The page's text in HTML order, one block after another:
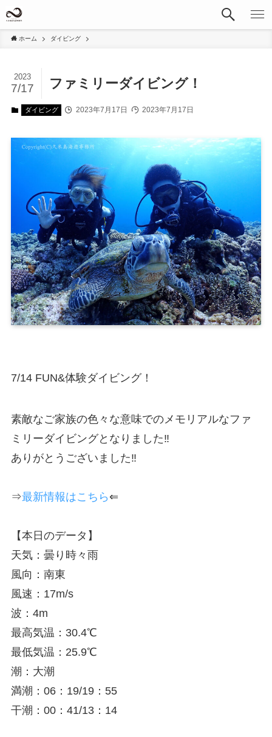
ホーム ダイビング
ファミリーダイビング！
2023
7/17
ダイビング 2023年7月17日 2023年7月17日
7/14 FUN&体験ダイビング！
素敵なご家族の色々な意味でのメモリアルなファ
ミリーダイビングとなりました‼︎
ありがとうございました‼︎
⇒最新情報はこちら ⇐
【本日のデータ】
天気：曇り時々雨
風向：南東
風速：17m/s
波：4m
最高気温：30.4℃
最低気温：25.9℃
潮：大潮
満潮：06：19/19：55
干潮：00：41/13：14